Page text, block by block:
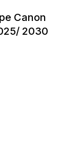
Canon
2030